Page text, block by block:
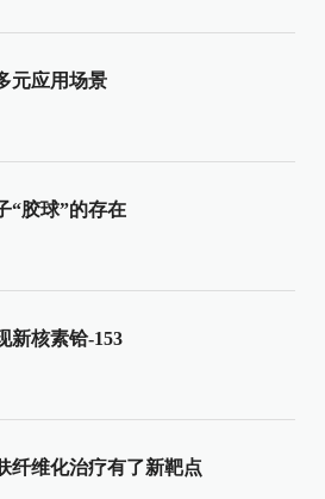
元应用场景
“胶球”的存在
新核素铪-153
纤维化治疗有了新靶点